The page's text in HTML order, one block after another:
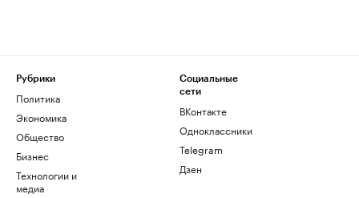
Рубрики
Политика
Экономика
Общество
Бизнес
Технологии и
медиа
Социальные
сети
ВКонтакте
Одноклассники
Telegram
Дзен